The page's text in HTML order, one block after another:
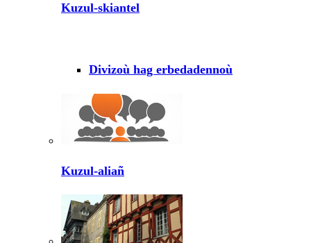
Kuzul-skiantel
Divizoù hag erbedadennoù
Kuzul-aliañ